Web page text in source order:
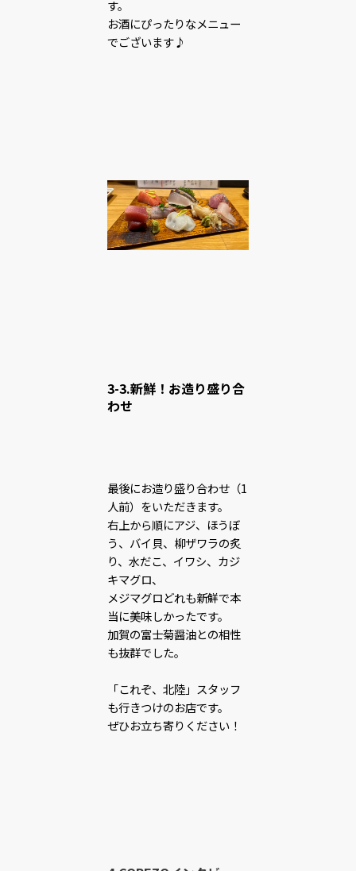
す。
お酒にぴったりなメニュー
でございます♪
3-3.新鮮！お造り盛り合
わせ
最後にお造り盛り合わせ（1
人前）をいただきます。
右上から順にアジ、ほうぼ
う、バイ貝、柳ザワラの炙
り、水だこ、イワシ、カジ
キマグロ、
メジマグロどれも新鮮で本
当に美味しかったです。
加賀の富士菊醤油との相性
も抜群でした。
「これぞ、北陸」スタッフ
も行きつけのお店です。
ぜひお立ち寄りください！